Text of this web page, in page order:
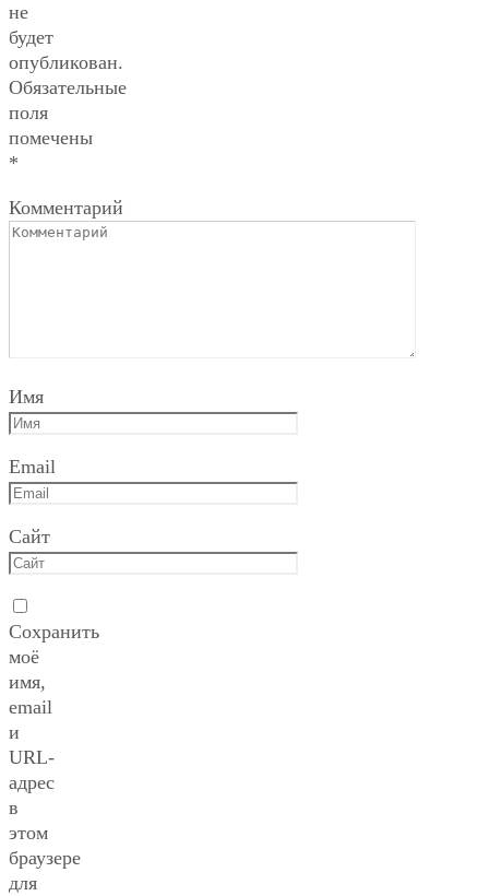
не
будет
опубликован.
Обязательные
поля
помечены
*
Комментарий
Имя
Email
Сайт
Сохранить
моё
имя,
email
и
URL-
адрес
в
этом
браузере
для